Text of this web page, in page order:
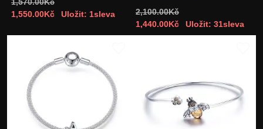
1,550.00Kč
Uložit: 1sleva
2,100.00Kč
1,440.00Kč
Uložit: 31sleva